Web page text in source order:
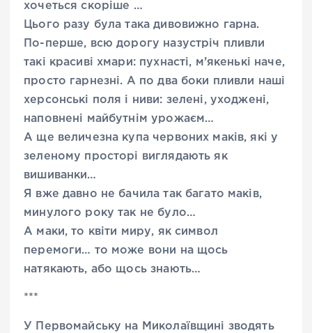
хочеться скоріше …
Цього разу була така дивовижно гарна.
По-перше, всю дорогу назустріч пливли
такі красиві хмари: пухнасті, м’якенькі наче,
просто гарнезні. А по два боки пливли наші
херсонські поля і ниви: зелені, уходжені,
наповнені майбутнім урожаєм…
А ще величезна купа червоних маків, які у
зеленому просторі виглядають як
вишиванки…
Я вже давно не бачила так багато маків,
минулого року так не було…
А маки, то квіти миру, як символ
перемоги… то може вони на щось
натякають, або щось знають…
***
У Первомайську на Миколаївщині зводять